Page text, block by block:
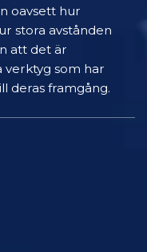
oavsett hur
stora avstånden
att det är
verktyg som har
deras framgång.